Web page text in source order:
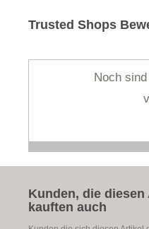
Trusted Shops
Noch
Kunden, die
kauften auch